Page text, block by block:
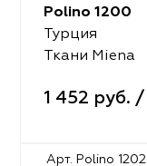
Polino 1200
Турция
Ткани Miena
1 452 руб. /
Арт. Polino 1202